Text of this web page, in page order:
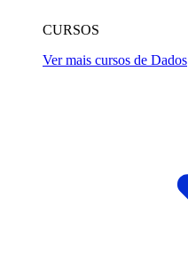
CURSOS
Ver mais cursos de Dados